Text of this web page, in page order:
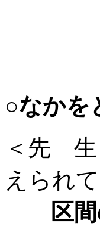
○なかを
＜先 生
えられ
区